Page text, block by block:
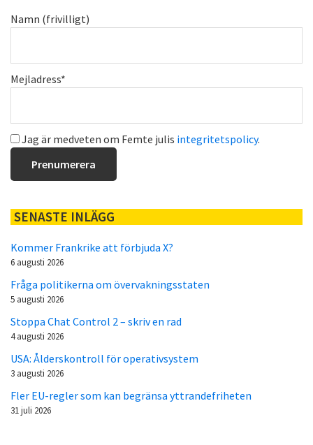
Namn (frivilligt)
Mejladress*
Jag är medveten om Femte julis integritetspolicy.
SENASTE INLÄGG
Kommer Frankrike att förbjuda X?
6 augusti 2026
Fråga politikerna om övervakningsstaten
5 augusti 2026
Stoppa Chat Control 2 – skriv en rad
4 augusti 2026
USA: Ålderskontroll för operativsystem
3 augusti 2026
Fler EU-regler som kan begränsa yttrandefriheten
31 juli 2026